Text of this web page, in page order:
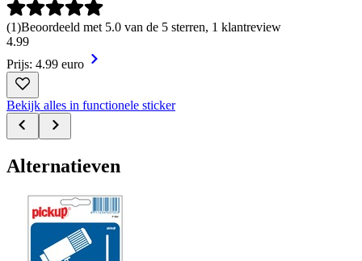
(1)Beoordeeld met 5.0 van de 5 sterren, 1 klantreview
4.99
Prijs: 4.99 euro
Bekijk alles in functionele sticker
Alternatieven